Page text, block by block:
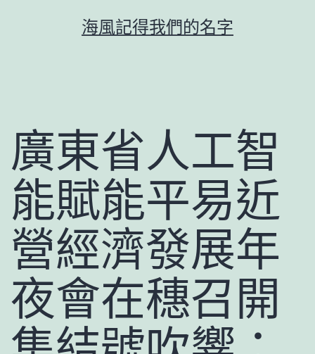
海風記得我們的名字
廣東省人工智
能賦能平易近
營經濟發展年
夜會在穗召開